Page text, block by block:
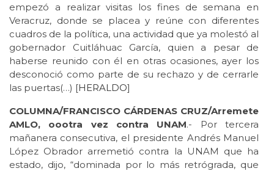
empezó a realizar visitas los fines de semana en
Veracruz, donde se placea y reúne con diferentes
cuadros de la política, una actividad que ya molestó al
gobernador Cuitláhuac García, quien a pesar de
haberse reunido con él en otras ocasiones, ayer los
desconoció como parte de su rechazo y de cerrarle
las puertas(…) [HERALDO]
COLUMNA/FRANCISCO CÁRDENAS CRUZ/Arremete
AMLO, oootra vez contra UNAM.- Por tercera
mañanera consecutiva, el presidente Andrés Manuel
López Obrador arremetió contra la UNAM que ha
estado, dijo, “dominada por lo más retrógrada, que